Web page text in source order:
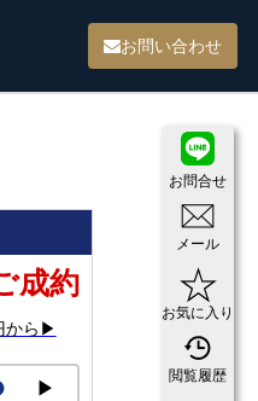
お問い合わせ
お問合せ
メール
お気に入り
閲覧履歴
成約
から▶
▶